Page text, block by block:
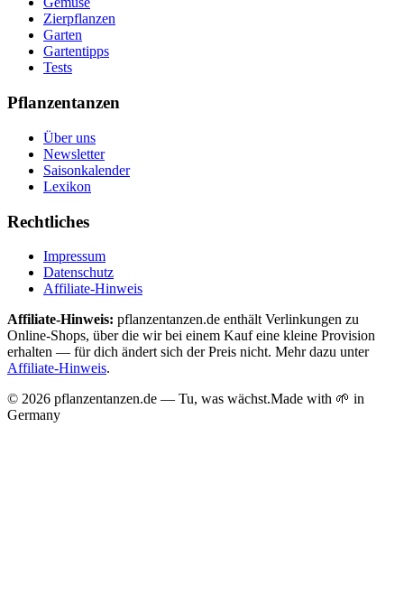
Zierpflanzen
Garten
Gartentipps
Tests
Pflanzentanzen
Über uns
Newsletter
Saisonkalender
Lexikon
Rechtliches
Impressum
Datenschutz
Affiliate-Hinweis
Affiliate-Hinweis: pflanzentanzen.de enthält Verlinkungen zu
Online-Shops, über die wir bei einem Kauf eine kleine Provision
erhalten — für dich ändert sich der Preis nicht. Mehr dazu unter
Affiliate-Hinweis.
© 2026 pflanzentanzen.de — Tu, was wächst.Made with 🌱 in
Germany